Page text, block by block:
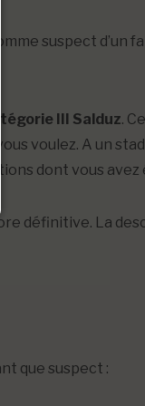
suspect d’un
III Salduz.
voulez. A un
dont vous avez
définitive. La
que suspect :